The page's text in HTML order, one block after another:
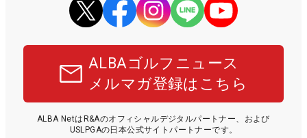
ALBAゴルフニュース
メルマガ登録はこちら
ALBA NetはR&Aのオフィシャルデジタルパートナー、および
USLPGAの日本公式サイトパートナーです。